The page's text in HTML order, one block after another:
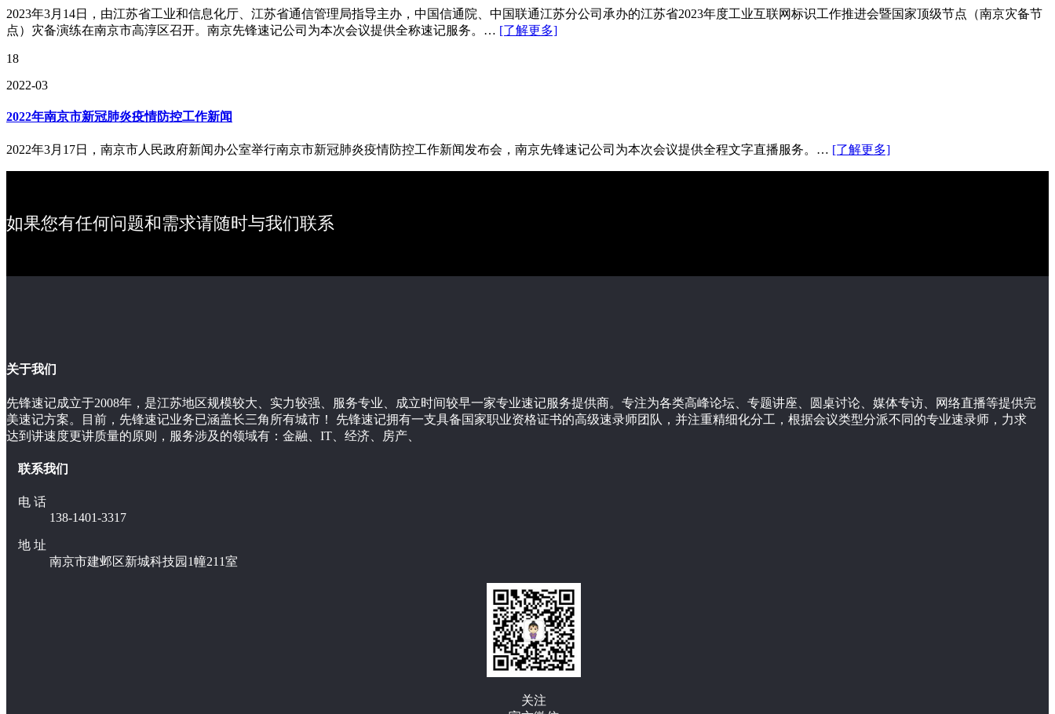
2023年3月14日，由江苏省工业和信息化厅、江苏省通信管理局指导主办，中国信通院、中国联通江苏分公司承办的江苏省2023年度工业互联网标识工作推进会暨国家顶级节点（南京灾备节
点）灾备演练在南京市高淳区召开。南京先锋速记公司为本次会议提供全称速记服务。… [了解更多]
18
2022-03
2022年南京市新冠肺炎疫情防控工作新闻
2022年3月17日，南京市人民政府新闻办公室举行南京市新冠肺炎疫情防控工作新闻发布会，南京先锋速记公司为本次会议提供全程文字直播服务。… [了解更多]
如果您有任何问题和需求请随时与我们联系
关于我们
先锋速记成立于2008年，是江苏地区规模较大、实力较强、服务专业、成立时间较早一家专业速记服务提供商。专注为各类高峰论坛、专题讲座、圆桌讨论、媒体专访、网络直播等提供完
美速记方案。目前，先锋速记业务已涵盖长三角所有城市！ 先锋速记拥有一支具备国家职业资格证书的高级速录师团队，并注重精细化分工，根据会议类型分派不同的专业速录师，力求
达到讲速度更讲质量的原则，服务涉及的领域有：金融、IT、经济、房产、
联系我们
电 话
138-1401-3317
地 址
南京市建邺区新城科技园1幢211室
关注